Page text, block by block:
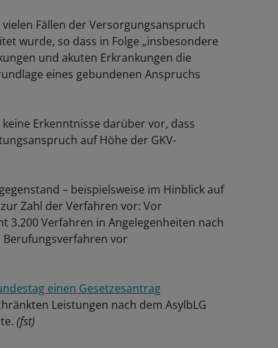
Fällen der Versorgungsanspruch
wurde, so dass in Folge „insbesondere
und akuten Erkrankungen die
eines gebundenen Anspruchs
Erkenntnisse darüber vor, dass
auf Höhe der GKV-
– beispielsweise im Hinblick auf
Zahl der Verfahren vor: Vor
3.200 Verfahren in Angelegenheiten nach
Berufungsverfahren vor
einen Gesetzesantrag
Leistungen nach dem AsylbLG
(fst)